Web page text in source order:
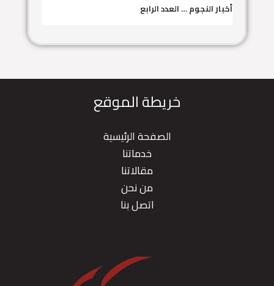
أخبار النجوم … العدد الرابع
خريطة الموقع
الصفحة الرئيسية
خدماتنا
مقالاتنا
من نحن
اتصل بنا